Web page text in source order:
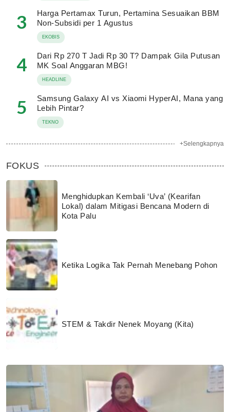
3
Harga Pertamax Turun, Pertamina Sesuaikan BBM
Non-Subsidi per 1 Agustus
EKOBIS
4
Dari Rp 270 T Jadi Rp 30 T? Dampak Gila Putusan
MK Soal Anggaran MBG!
HEADLINE
5
Samsung Galaxy AI vs Xiaomi HyperAI, Mana yang
Lebih Pintar?
TEKNO
+Selengkapnya
FOKUS
Menghidupkan Kembali ‘Uva’ (Kearifan
Lokal) dalam Mitigasi Bencana Modern di
Kota Palu
Ketika Logika Tak Pernah Menebang Pohon
STEM & Takdir Nenek Moyang (Kita)